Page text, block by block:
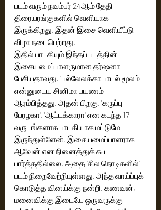
படம் வரும் நவம்பர் 24ஆம் தேதி
திரையரங்குகளில் வெளியாக
இருக்கிறது. இதன் இசை வெளியீட்டு
விழா நடைபெற்றது.
இதில் பாடகியும் இந்தப் படத்தின்
இசையமைப்பாளருமான தர்ஷனா
பேசியதாவது, "பல்லேலக்கா பாடல் மூலம்
என்னுடைய சினிமா பயணம்
ஆரம்பித்தது. அதன் பிறகு, 'கருப்பு
பேரழகா', 'ஆட்டக்காரா' என கடந்த 17
வருடங்களாக பாடகியாக மட்டுமே
இருந்துள்ளேன். இசையமைப்பாளராக
ஆவேன் என நினைத்துக் கூட
பார்த்ததில்லை. அதை 'சில நொடிகளில்'
படம் நிறைவேற்றியுள்ளது. அந்த வாய்ப்புக்
கொடுத்த வினய்க்கு நன்றி. கணவன்,
மனைவிக்கு இடையே ஒருவருக்கு